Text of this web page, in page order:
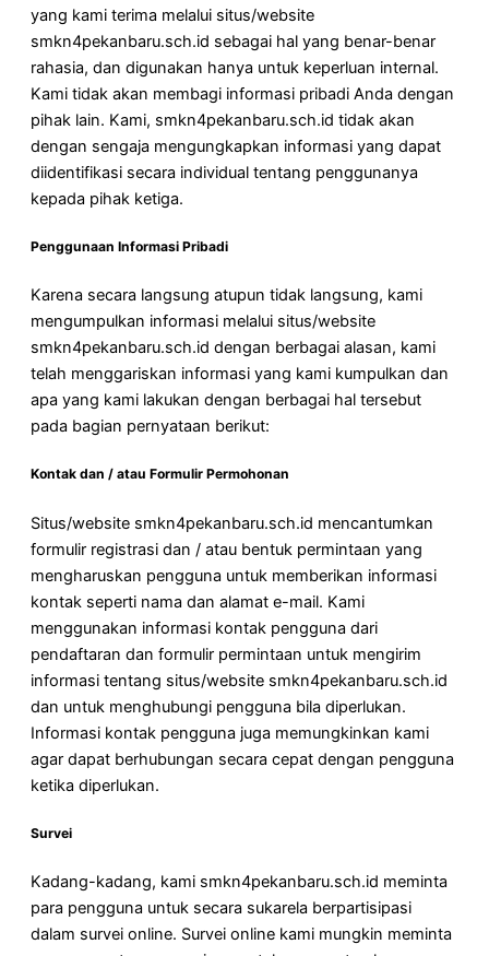
yang kami terima melalui situs/website
smkn4pekanbaru.sch.id sebagai hal yang benar-benar
rahasia, dan digunakan hanya untuk keperluan internal.
Kami tidak akan membagi informasi pribadi Anda dengan
pihak lain. Kami, smkn4pekanbaru.sch.id tidak akan
dengan sengaja mengungkapkan informasi yang dapat
diidentifikasi secara individual tentang penggunanya
kepada pihak ketiga.
Penggunaan Informasi Pribadi
Karena secara langsung atupun tidak langsung, kami
mengumpulkan informasi melalui situs/website
smkn4pekanbaru.sch.id dengan berbagai alasan, kami
telah menggariskan informasi yang kami kumpulkan dan
apa yang kami lakukan dengan berbagai hal tersebut
pada bagian pernyataan berikut:
Kontak dan / atau Formulir Permohonan
Situs/website smkn4pekanbaru.sch.id mencantumkan
formulir registrasi dan / atau bentuk permintaan yang
mengharuskan pengguna untuk memberikan informasi
kontak seperti nama dan alamat e-mail. Kami
menggunakan informasi kontak pengguna dari
pendaftaran dan formulir permintaan untuk mengirim
informasi tentang situs/website smkn4pekanbaru.sch.id
dan untuk menghubungi pengguna bila diperlukan.
Informasi kontak pengguna juga memungkinkan kami
agar dapat berhubungan secara cepat dengan pengguna
ketika diperlukan.
Survei
Kadang-kadang, kami smkn4pekanbaru.sch.id meminta
para pengguna untuk secara sukarela berpartisipasi
dalam survei online. Survei online kami mungkin meminta